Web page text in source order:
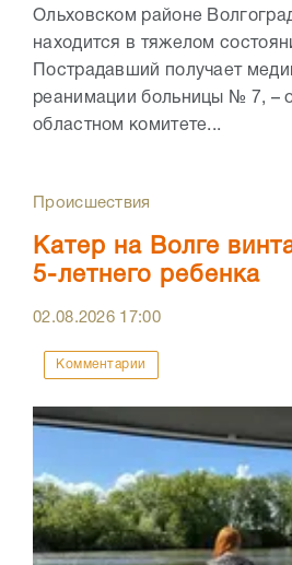
Ольховском районе
находится в тяжелом
Пострадавший получает
реанимации больницы № 7, –
областном комитете...
Происшествия
Катер на Волге
5-летнего ребенка
02.08.2026 17:00
Комментарии